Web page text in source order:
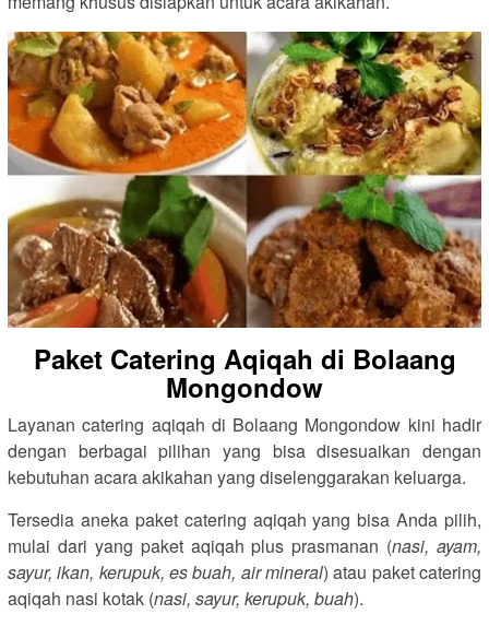
Paket Catering Aqiqah di Bolaang
Mongondow
Layanan catering aqiqah di Bolaang Mongondow kini hadir
dengan berbagai pilihan yang bisa disesuaikan dengan
kebutuhan acara akikahan yang diselenggarakan keluarga.
Tersedia aneka paket catering aqiqah yang bisa Anda pilih,
mulai dari yang paket aqiqah plus prasmanan (nasi, ayam,
sayur, ikan, kerupuk, es buah, air mineral) atau paket catering
aqiqah nasi kotak (nasi, sayur, kerupuk, buah).